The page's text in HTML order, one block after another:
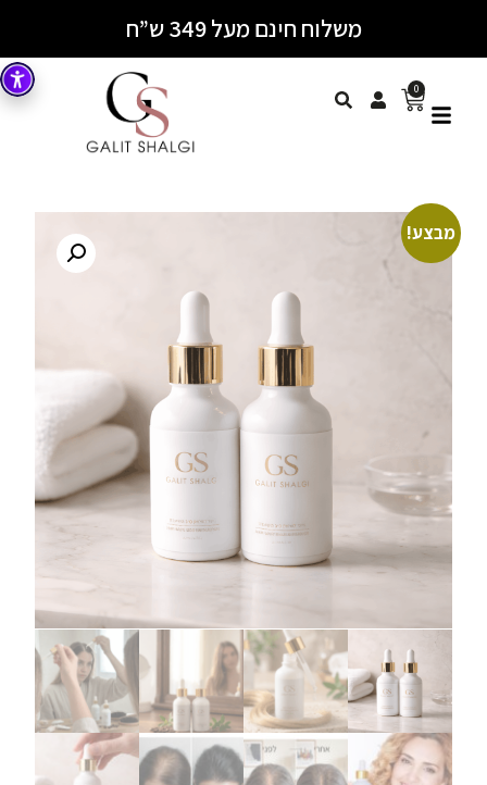
משלוח חינם מעל 349 ש”ח
0
מבצע!